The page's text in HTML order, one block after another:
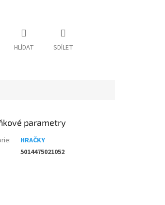
HLÍDAT SDÍLET
parametry
:
HRAČKY
5014475021052